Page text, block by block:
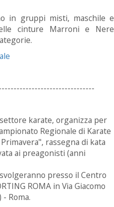
in gruppi misti, maschile e
cinture Marroni e Nere
karate, organizza per
Regionale di Karate
rassegna di kata
ai preagonisti (anni
presso il Centro
ROMA in Via Giacomo
Roma.